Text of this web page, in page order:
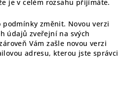
je v celém rozsahu přijímáte.
změnit. Novou verzi
údajů zveřejní na svých
Vám zašle novou verzi
adresu, kterou jste správci